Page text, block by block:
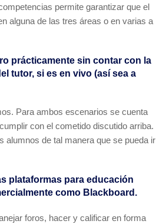
permite garantizar que el
alguna de las tres áreas o en varias a
prácticamente sin contar con la
tutor, si es en vivo (así sea a
Para ambos escenarios se cuenta
con el cometido discutido arriba.
alumnos de tal manera que se pueda ir
plataformas para educación
como Blackboard.
foros, hacer y calificar en forma